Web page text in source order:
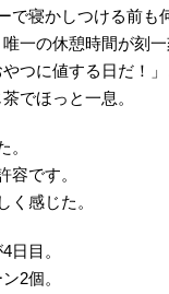
で寝かしつける前
一の休憩時間が刻
つに値する日だ！
でほっと一息。
。
容です。
く感じた。
日目。
2個。